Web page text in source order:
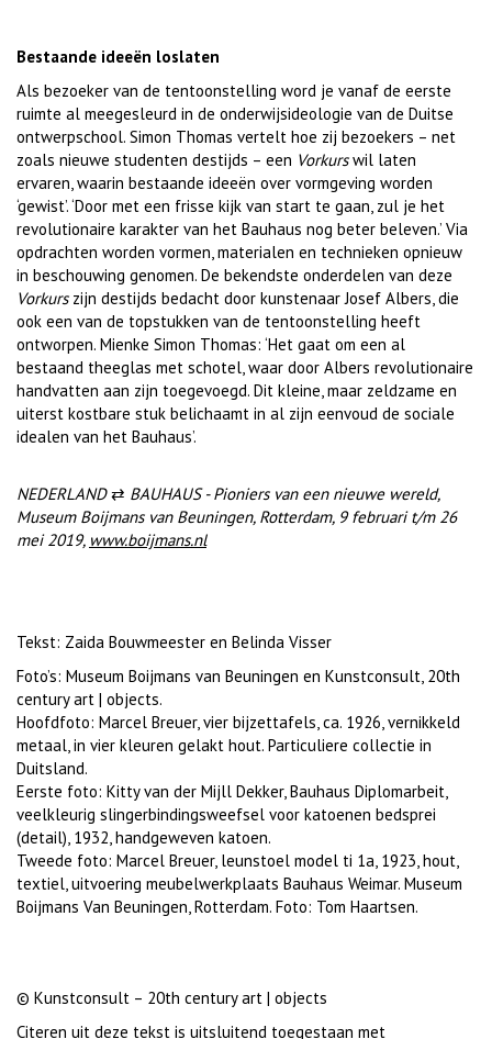
Bestaande ideeën loslaten
Als bezoeker van de tentoonstelling word je vanaf de eerste
ruimte al meegesleurd in de onderwijsideologie van de Duitse
ontwerpschool. Simon Thomas vertelt hoe zij bezoekers – net
zoals nieuwe studenten destijds – een Vorkurswil laten
ervaren, waarin bestaande ideeën over vormgeving worden
‘gewist’. ‘Door met een frisse kijk van start te gaan, zul je het
revolutionaire karakter van het Bauhaus nog beter beleven.’ Via
opdrachten worden vormen, materialen en technieken opnieuw
in beschouwing genomen. De bekendste onderdelen van deze
Vorkurszijn destijds bedacht door kunstenaar Josef Albers, die
ook een van de topstukken van de tentoonstelling heeft
ontworpen. Mienke Simon Thomas: ‘Het gaat om een al
bestaand theeglas met schotel, waar door Albers revolutionaire
handvatten aan zijn toegevoegd. Dit kleine, maar zeldzame en
uiterst kostbare stuk belichaamt in al zijn eenvoud de sociale
idealen van het Bauhaus’.
NEDERLAND⇄ BAUHAUS - Pioniers van een nieuwe wereld,
Museum Boijmans van Beuningen, Rotterdam, 9 februari t/m 26
mei 2019, www.boijmans.nl
Tekst: Zaida Bouwmeester en Belinda Visser
Foto’s: Museum Boijmans van Beuningen en Kunstconsult, 20th
century art | objects.
Hoofdfoto: Marcel Breuer, vier bijzettafels, ca. 1926, vernikkeld
metaal, in vier kleuren gelakt hout. Particuliere collectie in
Duitsland.
Eerste foto: Kitty van der Mijll Dekker, Bauhaus Diplomarbeit,
veelkleurig slingerbindingsweefsel voor katoenen bedsprei
(detail), 1932, handgeweven katoen.
Tweede foto: Marcel Breuer, leunstoel model ti 1a, 1923, hout,
textiel, uitvoering meubelwerkplaats Bauhaus Weimar. Museum
Boijmans Van Beuningen, Rotterdam. Foto: Tom Haartsen.
© Kunstconsult – 20th century art | objects
Citeren uit deze tekst is uitsluitend toegestaan met